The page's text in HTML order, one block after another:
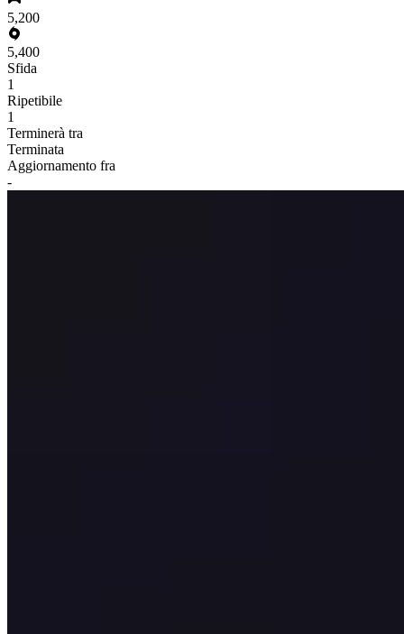
5,200
5,400
Sfida
1
Ripetibile
1
Terminerà tra
Terminata
Aggiornamento fra
-